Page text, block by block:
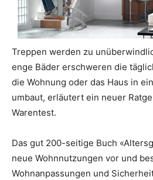
Treppen werden zu
enge Bäder erschweren die
die Wohnung oder das Haus in
umbaut, erläutert ein neuer
Warentest.
Das gut 200-seitige Buch
neue Wohnnutzungen vor und
Wohnanpassungen und